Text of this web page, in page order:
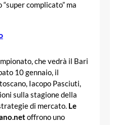
complicato” ma
che vedrà il Bari
10 gennaio, il
Iacopo Pasciuti,
sulla stagione della
di mercato. Le
offrono uno